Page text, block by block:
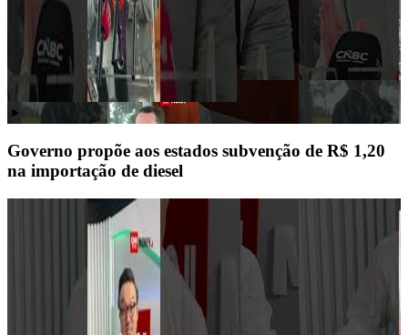
Governo propõe aos estados subvenção de R$ 1,20
na importação de diesel